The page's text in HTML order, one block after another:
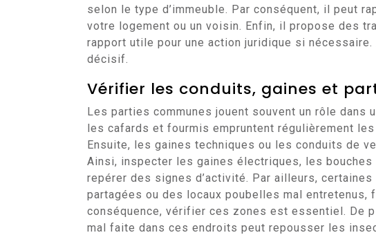
selon le type d’immeuble. Par conséquent, il peut
votre logement ou un voisin. Enfin, il propose des
rapport utile pour une action juridique si
décisif.
Vérifier les conduits, gaines et
Les parties communes jouent souvent un rôle dans
les cafards et fourmis empruntent régulièrement
Ensuite, les gaines techniques ou les conduits de
Ainsi, inspecter les gaines électriques, les
repérer des signes d’activité. Par ailleurs,
partagées ou des locaux poubelles mal entretenus,
conséquence, vérifier ces zones est essentiel. De
mal faite dans ces endroits peut repousser les